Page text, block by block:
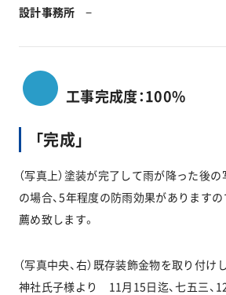
設計事務所
−
工事完成度：100%
「完成」
（写真上）塗装が完了して雨が降った後
の場合、5年程度の防雨効果があります
薦め致します。
（写真中央、右）既存装飾金物を取り付
神社氏子様より 11月15日迄、七五三、
新着情報
採用情報
お問い